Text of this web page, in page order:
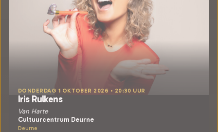
DONDERDAG 1 OKTOBER 2026 • 20:30 UUR
Iris Rulkens
Van Harte
Cultuurcentrum Deurne
Deurne